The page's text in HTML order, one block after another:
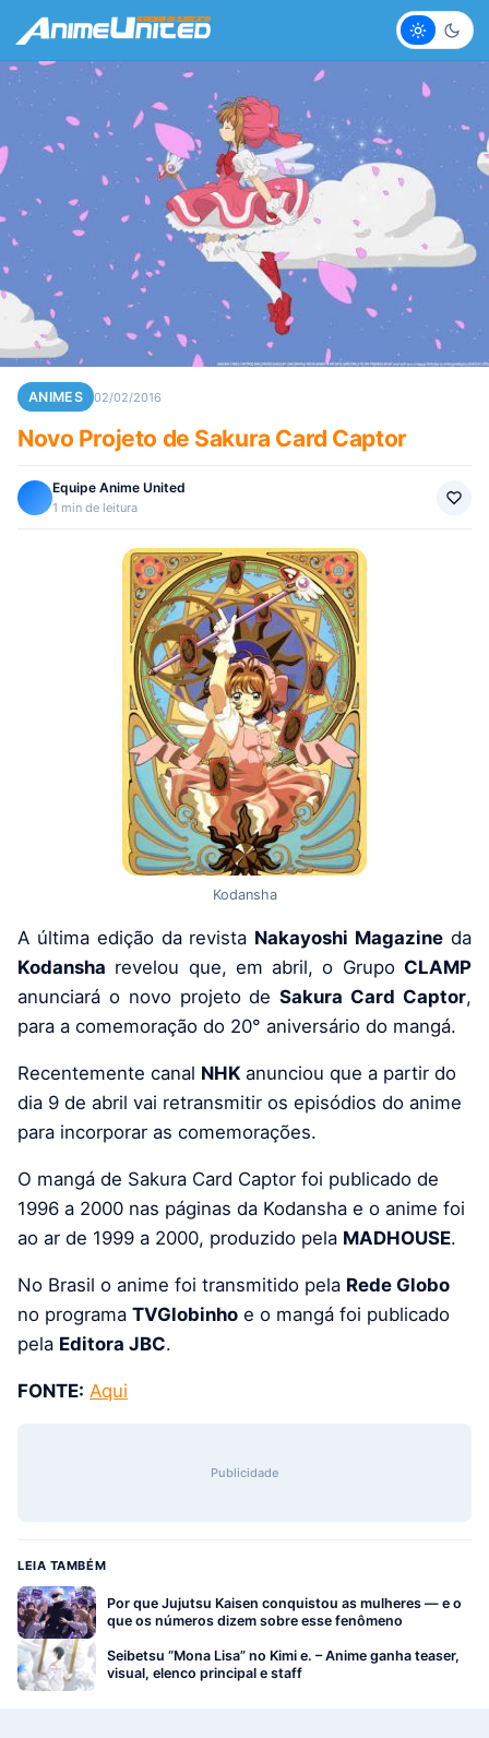
Claro
ANIMES 02/02/2016
Novo Projeto de Sakura Card Captor
Equipe Anime United
1 min de leitura
Kodansha
A última edição da revista Nakayoshi Magazine da
Kodansha revelou que, em abril, o Grupo CLAMP
anunciará o novo projeto deSakura Card Captor,
para a comemoração do 20° aniversário do mangá.
Recentemente canal NHK anunciou que a partir do
dia 9 de abril vai retransmitir os episódios do anime
para incorporar as comemorações.
O mangá de Sakura Card Captor foi publicado de
1996 a 2000 nas páginas da Kodansha e o anime foi
ao ar de 1999 a 2000, produzido pela MADHOUSE.
No Brasil o anime foi transmitido pela Rede Globo
no programa TVGlobinho e o mangá foi publicado
pela Editora JBC.
FONTE: Aqui
Publicidade
LEIA TAMBÉM
Por que Jujutsu Kaisen conquistou as mulheres — e o
que os números dizem sobre esse fenômeno
Seibetsu “Mona Lisa” no Kimi e. – Anime ganha teaser,
visual, elenco principal e staff